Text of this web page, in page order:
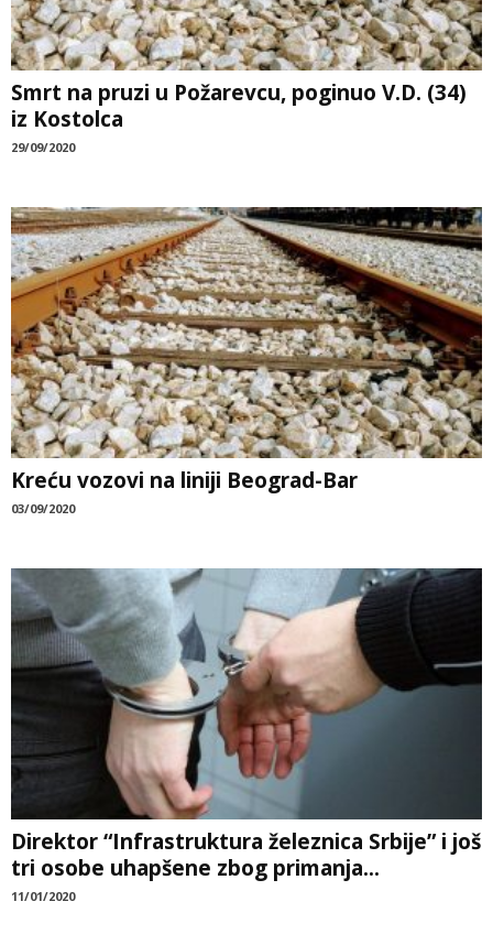
Smrt na pruzi u Požarevcu, poginuo V.D. (34)
iz Kostolca
29/09/2020
Kreću vozovi na liniji Beograd-Bar
03/09/2020
Direktor “Infrastruktura železnica Srbije” i još
tri osobe uhapšene zbog primanja...
11/01/2020